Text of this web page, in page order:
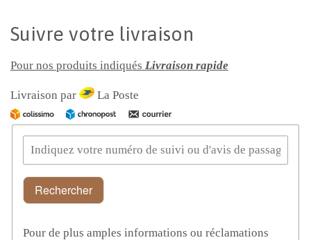
Suivre votre livraison
Pour nos produits indiqués Livraison rapide
Livraison par La Poste
Rechercher
Pour de plus amples informations ou réclamations